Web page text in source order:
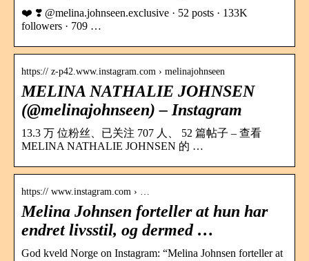
❤️ ❣️ @melina.johnseen.exclusive · 52 posts · 133K
followers · 709 …
https:// z-p42.www.instagram.com › melinajohnseen
MELINA NATHALIE JOHNSEN
(@melinajohnseen) – Instagram
13.3 万 位粉丝、已关注 707 人、 52 篇帖子 – 查看
MELINA NATHALIE JOHNSEN 的 …
https:// www.instagram.com › …
Melina Johnsen forteller at hun har
endret livsstil, og dermed …
God kveld Norge on Instagram: “Melina Johnsen forteller at